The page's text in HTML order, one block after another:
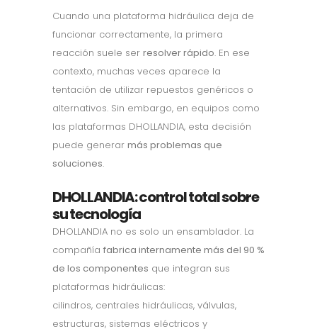
Cuando una plataforma hidráulica deja de
funcionar correctamente, la primera
reacción suele ser resolver rápido. En ese
contexto, muchas veces aparece la
tentación de utilizar repuestos genéricos o
alternativos. Sin embargo, en equipos como
las plataformas DHOLLANDIA, esta decisión
puede generar más problemas que
soluciones.
DHOLLANDIA: control total sobre
su tecnología
DHOLLANDIA no es solo un ensamblador. La
compañía fabrica internamente más del 90 %
de los componentes que integran sus
plataformas hidráulicas:
cilindros, centrales hidráulicas, válvulas,
estructuras, sistemas eléctricos y